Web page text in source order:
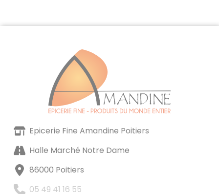
Epicerie Fine Amandine Poitiers
Halle Marché Notre Dame
86000 Poitiers
05 49 41 16 55